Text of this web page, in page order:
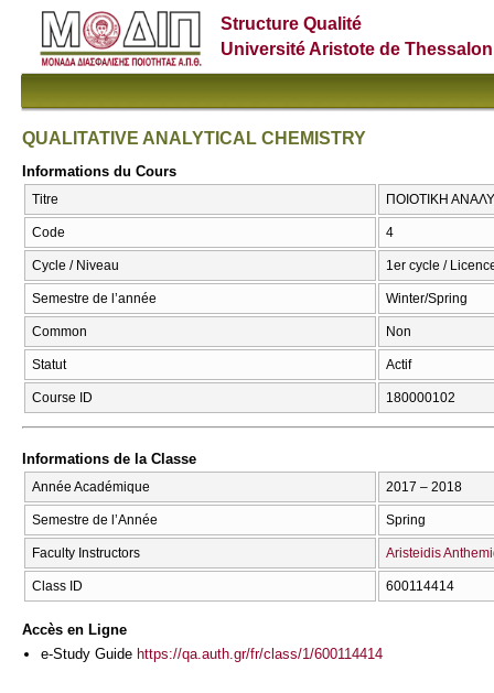
Structure Qualité
Université Aristote de
QUALITATIVE ANALYTICAL CHEMISTRY
Informations du Cours
Titre ΠΟΙΟΤΙΚΗ
Code 4
Cycle / Niveau 1er cycle /
Semestre de l’année Winter/Spring
Common Non
Statut Actif
Course ID 180000102
Informations de la Classe
Année Académique 2017 – 2018
Semestre de l’Année Spring
Faculty Instructors Aristeidis
Class ID 600114414
Accès en Ligne
e-Study Guide https://qa.auth.gr/fr/class/1/600114414